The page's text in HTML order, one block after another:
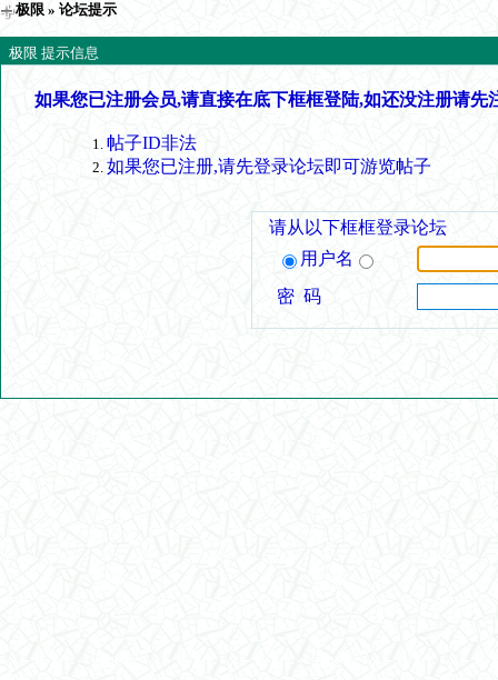
极限 » 论坛提示
极限 提示信息
如果您已注册会员,请直接在底下框框登陆,如还没注册请先
帖子ID非法
如果您已注册,请先登录论坛即可游览帖子
请从以下框框登录论坛
用户名
密 码